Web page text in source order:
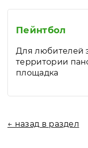
Пейнтбол
Для любителей
территории
площадка
← назад в раздел